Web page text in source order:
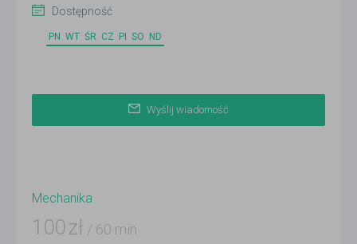
Dostępność
PN WT ŚR CZ PI SO ND
Wyślij wiadomość
Mechanika
100 zł / 60 min